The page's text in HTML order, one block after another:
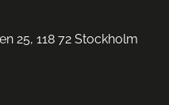
25, 118 72 Stockholm